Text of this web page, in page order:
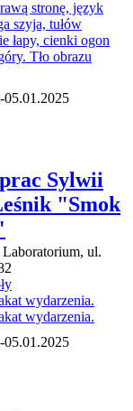
05.01.2025
Sylwii
"Smok
ul.
05.01.2025